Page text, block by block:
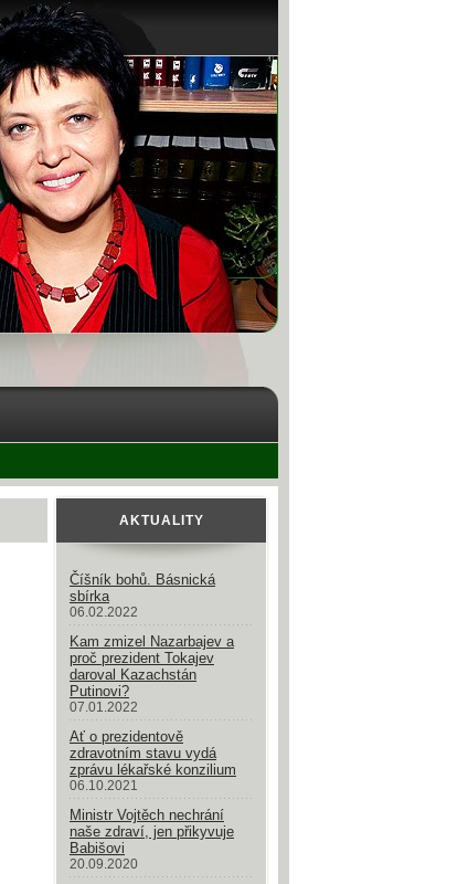
AKTUALITY
Číšník bohů. Básnická
sbírka
06.02.2022
Kam zmizel Nazarbajev a
proč prezident Tokajev
daroval Kazachstán
Putinovi?
07.01.2022
Ať o prezidentově
zdravotním stavu vydá
zprávu lékařské konzilium
06.10.2021
Ministr Vojtěch nechrání
naše zdraví, jen přikyvuje
Babišovi
20.09.2020